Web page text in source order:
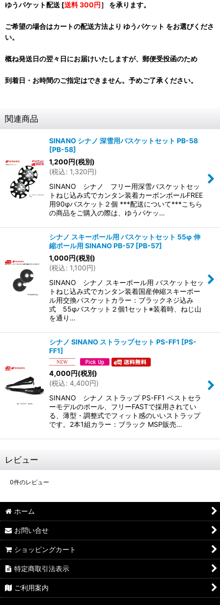
ゆうパケット配送 [送料 300円 ］ を承ります。
ご希望の場合はカートの配送方法より ゆうパケット をお選びくださ
い。
概ね発送日の翌々日にお届けいたしますが、郵便受投函のため
到着日・お時間のご指定はできません。予めご了承ください。
関連商品
SINANO シナノ 深雪用バスケットセット PB-58
[PB-58]
1,200円(税別)
(税込: 1,320円)
SINANO シナノ フリー用深雪バスケットセッ
トねじ込み式でカンタン装着カーボンポールFREE
用90φバスケット２個 ***配送について***こちら
の商品をご購入の際は、ゆうパケッ…
シナノ スキーポール用 バスケットセット 55φ 伸
縮ポール用 SINANO PB-57 [PB-57]
1,000円(税別)
(税込: 1,100円)
SINANO シナノ スキーポール用 バスケットセッ
トねじ込み式でカンタン装着国産伸縮スキーポー
ル用交換バスケットカラー：ブラックネジ込み
式 55φバスケット２個1セット※装着時、ねじ山
を通り…
シナノ SINANO ストラップセット PS-FF1 [PS-
FF1]
4,000円(税別)
(税込: 4,400円)
SINANO シナノ ストラップ PS-FF1 ベストセラ
ーモデルのポール、フリーFASTで採用されてい
る、薄型・調整式でフィット感のいいストラップ
です。2本1組カラー：ブラック MSP販売…
レビュー
0件のレビュー
ホーム
お問い合せ
ショッピングカート
特定商取引法表示
ご利用案内